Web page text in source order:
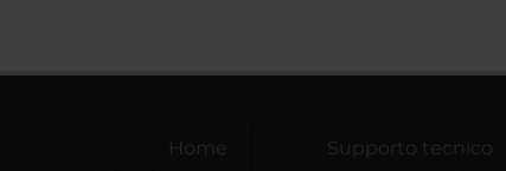
Home
Supporto tecnico